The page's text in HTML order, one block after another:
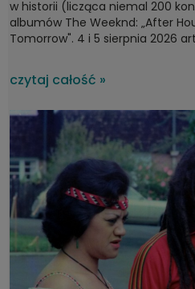
w historii (licząca niemal 200
albumów The Weeknd: „After
Tomorrow". 4 i 5 sierpnia 2026
Sztokholmu, Londynu, Dublina i
jedynie potwierdzają, że
czytaj całość »